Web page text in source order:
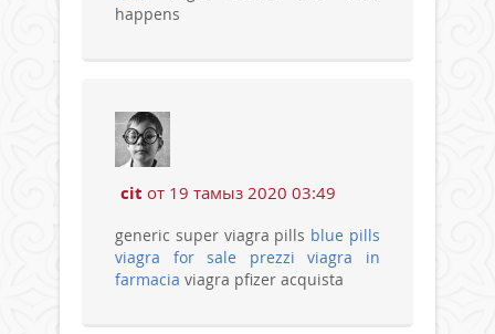
happens
cit от 19 тамыз 2020 03:49
generic super viagra pills blue pills
viagra for sale
prezzi viagra in
farmacia viagra pfizer acquista